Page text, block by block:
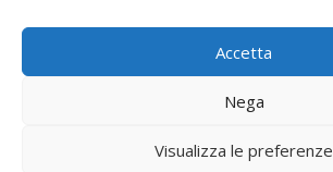
Accetta
Nega
Visualizza le preferenze